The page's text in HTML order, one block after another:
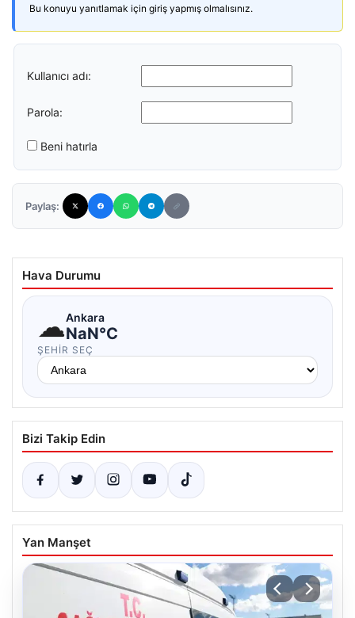
Bu konuyu yanıtlamak için giriş yapmış olmalısınız.
Kullanıcı adı:
Parola:
Beni hatırla
Paylaş:
Hava Durumu
☁Ankara
NaN°C
ŞEHIR SEÇ
Bizi Takip Edin
Yan Manşet